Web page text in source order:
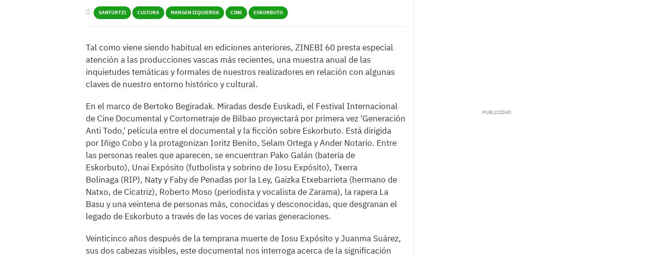
SANTURTZI CULTURA MARGEN IZQUIERDA CINE ESKORBUTO
Tal como viene siendo habitual en ediciones anteriores, ZINEBI 60 presta especial
atención a las producciones vascas más recientes, una muestra anual de las
inquietudes temáticas y formales de nuestros realizadores en relación con algunas
claves de nuestro entorno histórico y cultural.
En el marco de Bertoko Begiradak. Miradas desde Euskadi, el Festival Internacional
de Cine Documental y Cortometraje de Bilbao proyectará por primera vez 'Generación
Anti Todo,' película entre el documental y la ficción sobre Eskorbuto. Está dirigida
por Iñigo Cobo y la protagonizan Ioritz Benito, Selam Ortega y Ander Notario. Entre
las personas reales que aparecen, se encuentran Pako Galán (batería de
Eskorbuto), Unai Expósito (futbolista y sobrino de Iosu Expósito), Txerra
Bolinaga (RIP), Naty y Faby de Penadas por la Ley, Gaizka Etxebarrieta (hermano de
Natxo, de Cicatriz), Roberto Moso (periodista y vocalista de Zarama), la rapera La
Basu y una veintena de personas más, conocidas y desconocidas, que desgranan el
legado de Eskorbuto a través de las voces de varias generaciones.
Veinticinco años después de la temprana muerte de Iosu Expósito y Juanma Suárez,
sus dos cabezas visibles, este documental nos interroga acerca de la significación